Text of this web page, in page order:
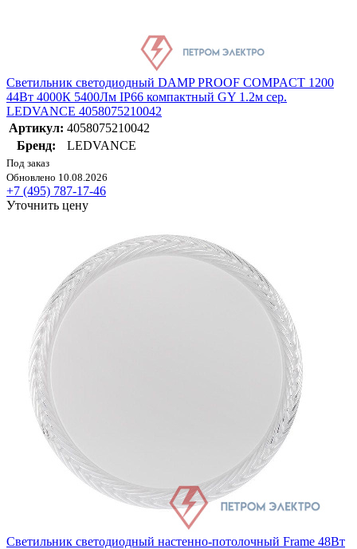
Светильник светодиодный DAMP PROOF COMPACT 1200
44Вт 4000К 5400Лм IP66 компактный GY 1.2м сер.
LEDVANCE 4058075210042
Артикул: 4058075210042
Бренд:
LEDVANCE
Под заказ
Обновлено 10.08.2026
+7 (495) 787-17-46
Уточнить цену
Светильник светодиодный настенно-потолочный Frame 48Вт